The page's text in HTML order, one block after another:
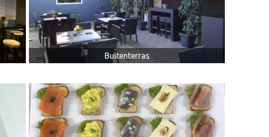
KOFFIETAFEL MET BELEGDE BROODJES
UW UITVAART IN DE KONING
Buitenterras